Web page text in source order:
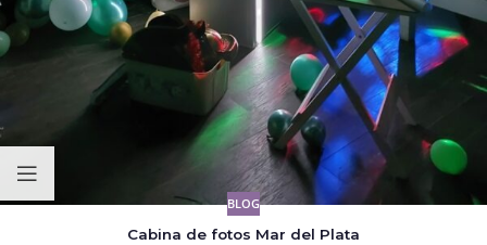
BLOG
Cabina de fotos Mar del Plata